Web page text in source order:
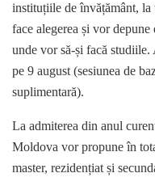
instituțiile de învățământ,
face alegerea și vor
unde vor să-și facă
pe 9 august (sesiunea de
suplimentară).
La admiterea din anul
Moldova vor propune în
master, rezidențiat și